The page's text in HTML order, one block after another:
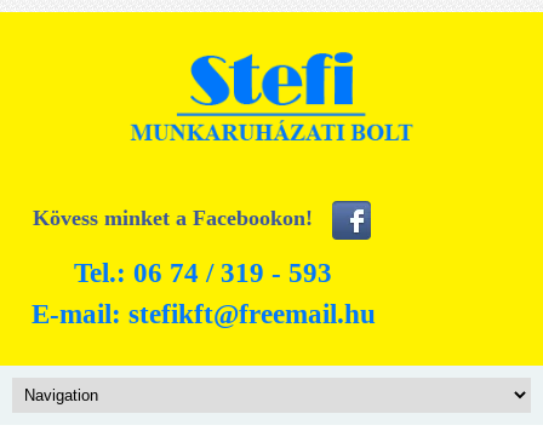
Kövess minket a Facebookon!
Tel.: 06 74 / 319 - 593
E-mail: stefikft@freemail.hu